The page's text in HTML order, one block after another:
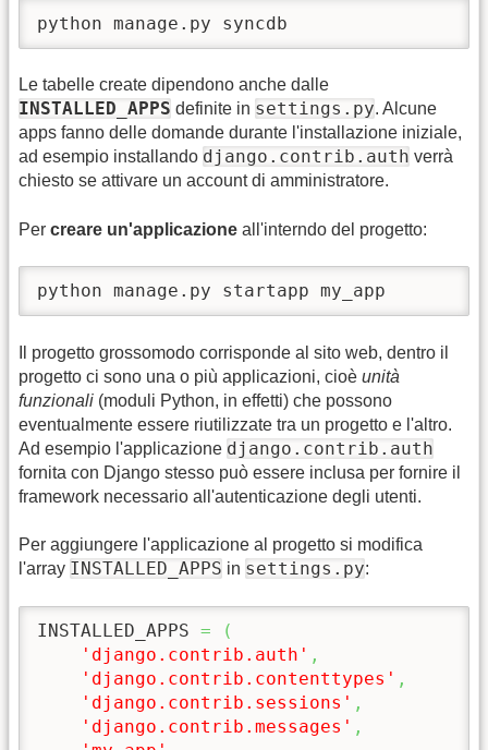
python manage.py syncdb
Le tabelle create dipendono anche dalle
INSTALLED_APPS definite in settings.py. Alcune
apps fanno delle domande durante l'installazione iniziale,
ad esempio installando django.contrib.auth verrà
chiesto se attivare un account di amministratore.
Per creare un'applicazione all'interndo del progetto:
python manage.py startapp my_app
Il progetto grossomodo corrisponde al sito web, dentro il
progetto ci sono una o più applicazioni, cioè unità
funzionali (moduli Python, in effetti) che possono
eventualmente essere riutilizzate tra un progetto e l'altro.
Ad esempio l'applicazione django.contrib.auth
fornita con Django stesso può essere inclusa per fornire il
framework necessario all'autenticazione degli utenti.
Per aggiungere l'applicazione al progetto si modifica
l'array INSTALLED_APPS in settings.py:
INSTALLED_APPS =
(
'django.contrib.auth' ,
'django.contrib.contenttypes' ,
'django.contrib.sessions' ,
'django.contrib.messages' ,